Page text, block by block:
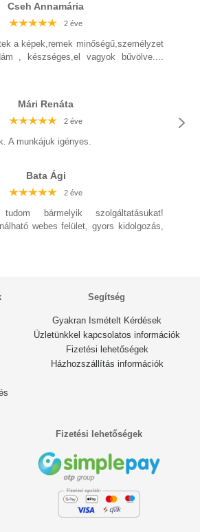
Cseh Annamária
2 éve
a képek,remek minőségű,személyzet
, készséges,el vagyok bűvölve....
Mári Renáta
2 éve
A munkájuk igényes.
Bata Ági
2 éve
bármelyik szolgáltatásukat!
webes felület, gyors kidolgozás,
2 éve
2 éve
2 éve
2 éve
2 éve
2 éve
2 éve
2 éve
2 éve
2 éve
2 éve
2 éve
Segítség
Gyakran Ismételt Kérdések
Üzletünkkel kapcsolatos információk
Fizetési lehetőségek
Házhozszállítás információk
Fizetési lehetőségek